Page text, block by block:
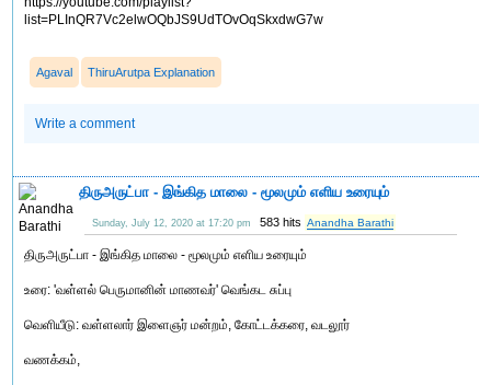
list=PLInQR7Vc2elwOQbJS9UdTOvOqSkxdwG7w
Agaval ThiruArutpa Explanation
Write a comment
திருஅருட்பா ‍‍- இங்கித ‍மாலை - மூலமும் ‍எளிய உரையும்
Sunday, July 12, 2020 at 17:20 pm 583 hits Anandha Barathi
திருஅருட்பா - இங்கித மாலை - மூலமும் எளிய உரையும்
உரை: 'வள்ளல் பெருமானின் மாணவர்' வெங்கட சுப்பு
வெளியீடு: வள்ளலார் இளைஞர் மன்றம், கோட்டக்கரை, வடலூர்
வணக்கம்,